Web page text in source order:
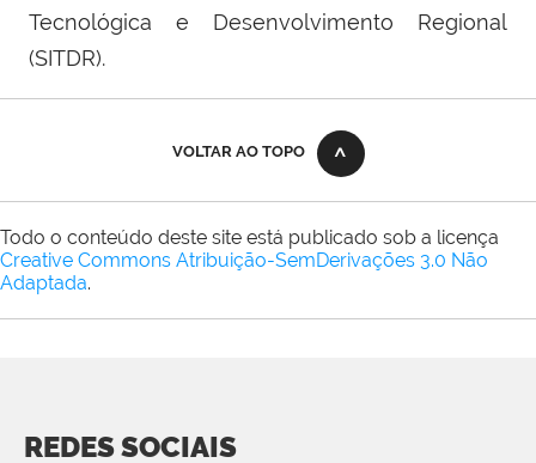
Tecnológica e Desenvolvimento Regional
(SITDR).
VOLTAR AO TOPO
Todo o conteúdo deste site está publicado sob a licença
Creative Commons Atribuição-SemDerivações 3.0 Não
Adaptada.
REDES SOCIAIS